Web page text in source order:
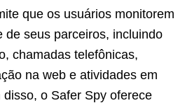
que os usuários monitorem
de seus parceiros, incluindo
chamadas telefônicas,
na web e atividades em
disso, o Safer Spy oferece